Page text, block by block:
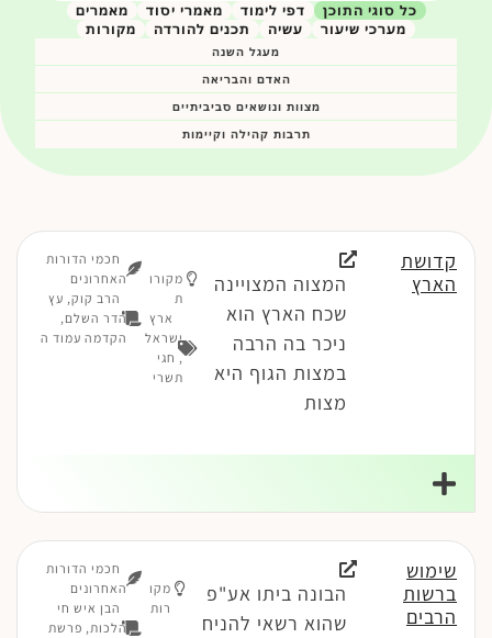
דפי לימוד מאמרי יסוד
מאמרים
מערכי שיעור
עשיה תכנים להורדה מקורות
כל סוגי התוכן
מעגל השנה
האדם והבריאה
מצוות ונושאים סביביתיים
תרבות קהילה וקיימות
קדושת
הארץ
המצוה המצויינה
שכח הארץ הוא
ניכר בה הרבה
במצות הגוף היא
מצות
מקורו
ת
ארץ
ישראל
, חגי
תשרי
חכמי הדורות
האחרונים
הרב קוק, עץ
הדר השלם,
הקדמה עמוד ה
שימוש
ברשות
הרבים
הבונה ביתו אע"פ
שהוא רשאי להניח
מקו
רות
חכמי הדורות
האחרונים
הבן איש חי
הלכות, פרשת